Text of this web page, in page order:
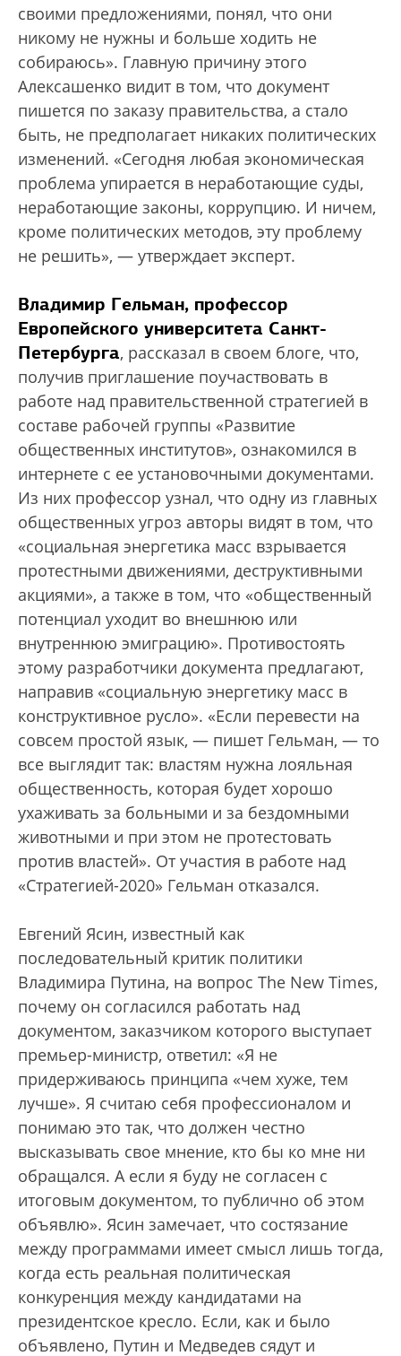
своими предложениями, понял, что они
никому не нужны и больше ходить не
собираюсь». Главную причину этого
Алексашенко видит в том, что документ
пишется по заказу правительства, а стало
быть, не предполагает никаких политических
изменений. «Сегодня любая экономическая
проблема упирается в неработающие суды,
неработающие законы, коррупцию. И ничем,
кроме политических методов, эту проблему
не решить», — утверждает эксперт.
Владимир Гельман, профессор
Европейского университета Санкт-
Петербурга, рассказал в своем блоге, что,
получив приглашение поучаствовать в
работе над правительственной стратегией в
составе рабочей группы «Развитие
общественных институтов», ознакомился в
интернете с ее установочными документами.
Из них профессор узнал, что одну из главных
общественных угроз авторы видят в том, что
«социальная энергетика масс взрывается
протестными движениями, деструктивными
акциями», а также в том, что «общественный
потенциал уходит во внешнюю или
внутреннюю эмиграцию». Противостоять
этому разработчики документа предлагают,
направив «социальную энергетику масс в
конструктивное русло». «Если перевести на
совсем простой язык, — пишет Гельман, — то
все выглядит так: властям нужна лояльная
общественность, которая будет хорошо
ухаживать за больными и за бездомными
животными и при этом не протестовать
против властей». От участия в работе над
«Стратегией-2020» Гельман отказался.
Евгений Ясин, известный как
последовательный критик политики
Владимира Путина, на вопрос The New Times,
почему он согласился работать над
документом, заказчиком которого выступает
премьер-министр, ответил: «Я не
придерживаюсь принципа «чем хуже, тем
лучше». Я считаю себя профессионалом и
понимаю это так, что должен честно
высказывать свое мнение, кто бы ко мне ни
обращался. А если я буду не согласен с
итоговым документом, то публично об этом
объявлю». Ясин замечает, что состязание
между программами имеет смысл лишь тогда,
когда есть реальная политическая
конкуренция между кандидатами на
президентское кресло. Если, как и было
объявлено, Путин и Медведев сядут и